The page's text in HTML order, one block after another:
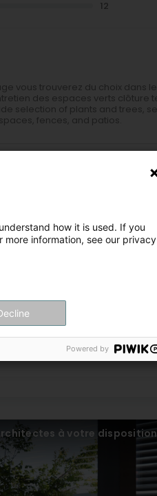
vous trouverez du choix dans
des espaces verts clôture
selection of plants and trees,
fences, and patios.
REGLEMENT DE POLICE DE LA
!, tondeuses, scies électriques...) A
effraye systématiquement les
DANS 1 TRES GRAND
entend meme a travers les
100...mètres!!! PERSONNEL
Google) The workers don't even
windows, for example, when
staff have no manners or
Je recommande
The team is both friendly and
I highly recommend them!
1
à votre disposition
how it is used. If you
information, see our privacy
Powered by